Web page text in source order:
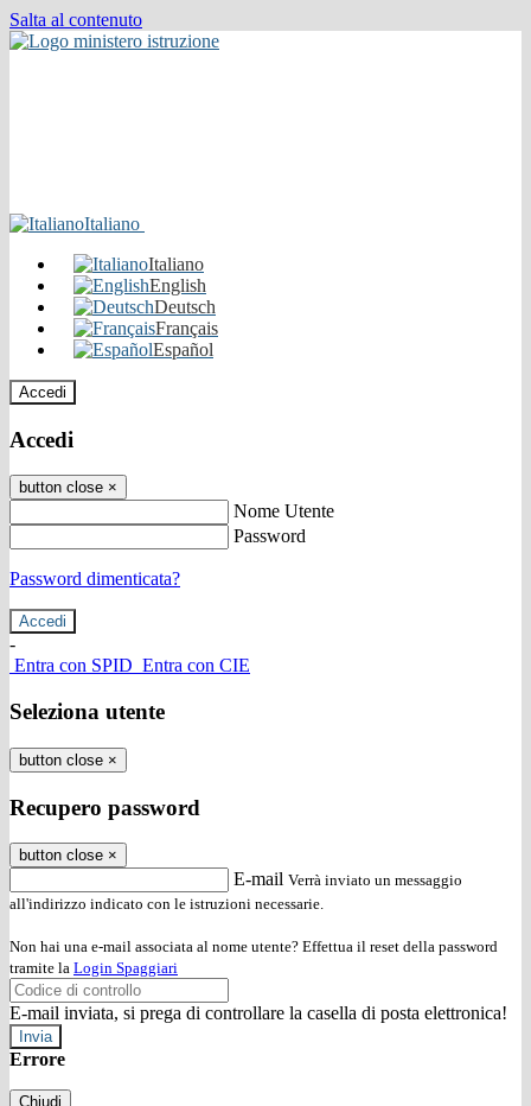
Salta al contenuto
Italiano
Italiano
English
Deutsch
Français
Español
Accedi
Accedi
button close ×
Nome Utente
Password
Password dimenticata?
-
Entra con SPID Entra con CIE
Seleziona utente
button close ×
Recupero password
button close ×
E-mail Verrà inviato un messaggio
all'indirizzo indicato con le istruzioni necessarie.
Non hai una e-mail associata al nome utente? Effettua il reset della password
tramite la Login Spaggiari
E-mail inviata, si prega di controllare la casella di posta elettronica!
Errore
Chiudi